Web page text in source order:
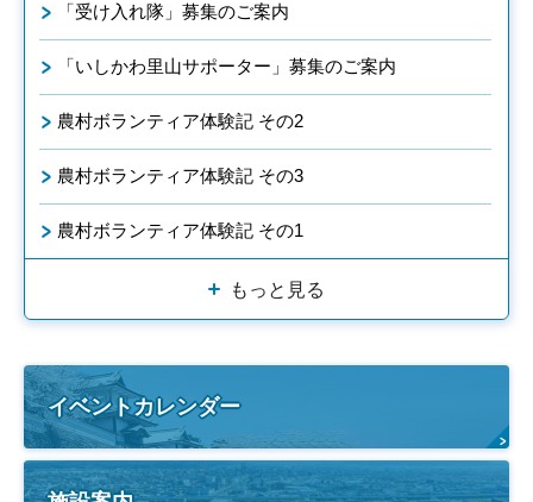
「受け入れ隊」募集のご案内
「いしかわ里山サポーター」募集のご案内
農村ボランティア体験記 その2
農村ボランティア体験記 その3
農村ボランティア体験記 その1
もっと見る
イベントカレンダー